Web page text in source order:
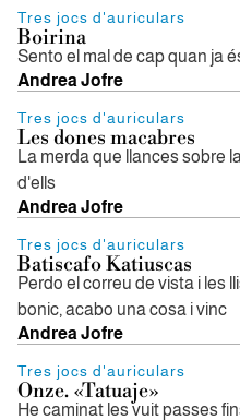
Tres jocs d'auriculars
Boirina
Sento el mal de cap quan ja
Andrea Jofre
Tres jocs d'auriculars
Les dones macabres
La merda que llances sobre
d'ells
Andrea Jofre
Tres jocs d'auriculars
Batiscafo Katiuscas
Perdo el correu de vista i les
bonic, acabo una cosa i vinc
Andrea Jofre
Tres jocs d'auriculars
Onze. «Tatuaje»
He caminat les vuit passes